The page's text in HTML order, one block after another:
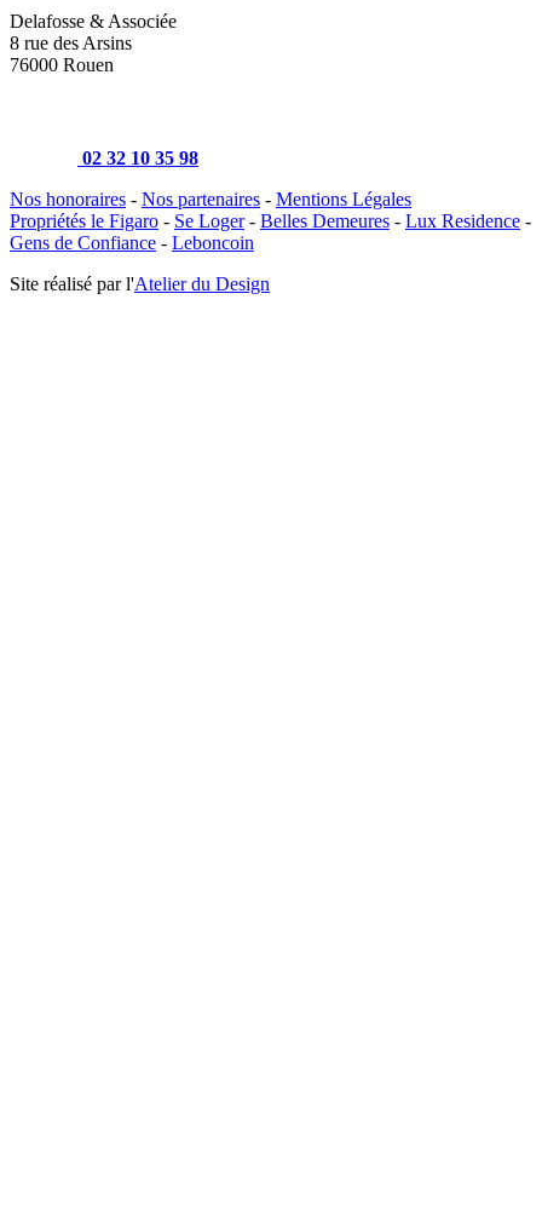
Delafosse & Associée
8 rue des Arsins
76000 Rouen
02 32 10 35 98
Nos honoraires - Nos partenaires - Mentions Légales
Propriétés le Figaro - Se Loger- Belles Demeures - Lux Residence -
Gens de Confiance - Leboncoin
Site réalisé par l'Atelier du Design